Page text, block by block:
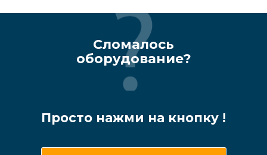
Сломалось
оборудование?
Просто нажми на кнопку !